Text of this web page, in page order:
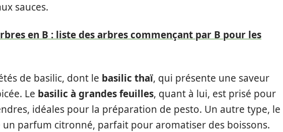
sauces.
en B : liste des arbres commençant par B pour les
de basilic, dont le basilic thaï, qui présente une saveur
Le basilic à grandes feuilles, quant à lui, est prisé pour
idéales pour la préparation de pesto. Un autre type, le
un parfum citronné, parfait pour aromatiser des boissons.